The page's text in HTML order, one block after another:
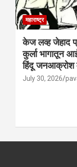
महाराष्ट्र
केज लव्ह जेहाद
कुर्ला भागातून
हिंदू जनआक्रोश
July 30, 2026